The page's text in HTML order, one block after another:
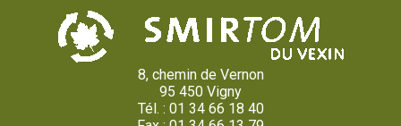
8, chemin de Vernon
95 450 Vigny
Tél. : 01 34 66 18 40